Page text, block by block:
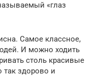
«глаз
Самое классное,
И можно ходить
столь красивые
так здорово и